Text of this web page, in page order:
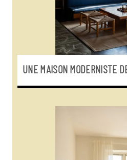
UNE MAISON MODERNISTE